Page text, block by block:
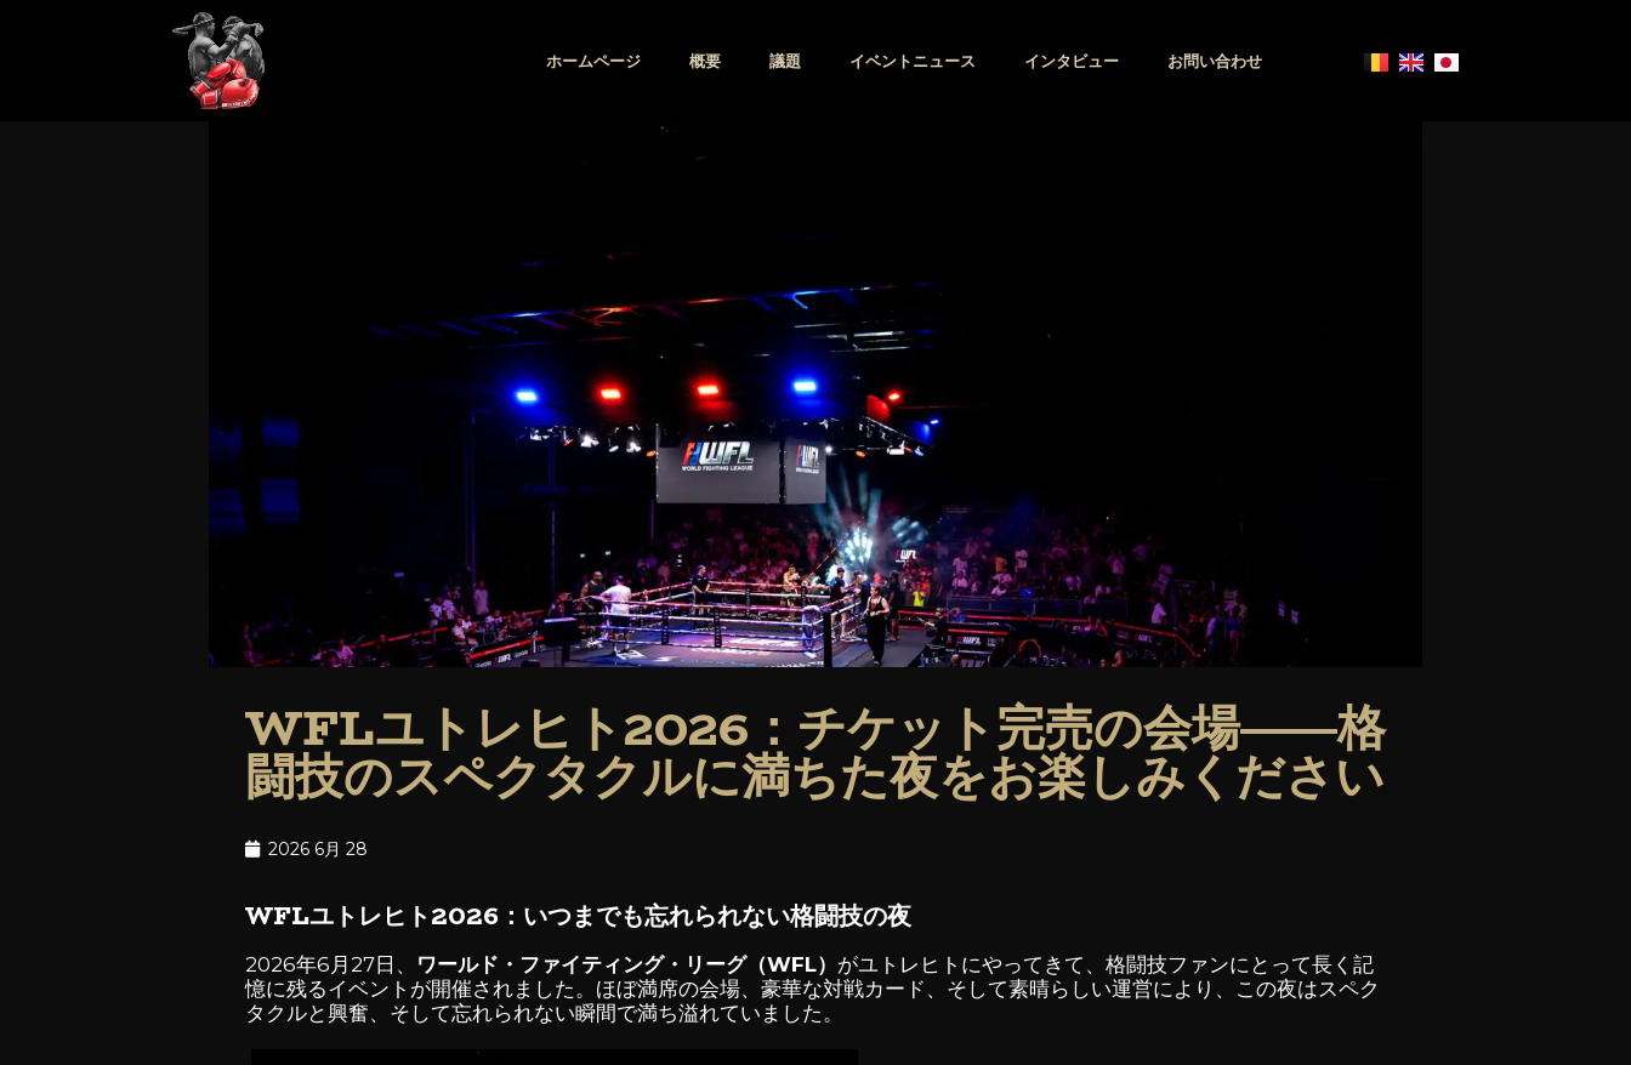
ホームページ 概要 議題 イベントニュース インタビュー お問い合わせ
WFLユトレヒト2026：チケット完売の会場――格
闘技のスペクタクルに満ちた夜をお楽しみください
2026 6月 28
WFLユトレヒト2026：いつまでも忘れられない格闘技の夜
2026年6月27日、 ワールド・ファイティング・リーグ（WFL） がユトレヒトにやってきて、格闘技ファンにとって長く記
憶に残るイベントが開催されました。ほぼ満席の会場、豪華な対戦カード、そして素晴らしい運営により、この夜はスペク
タクルと興奮、そして忘れられない瞬間で満ち溢れていました。